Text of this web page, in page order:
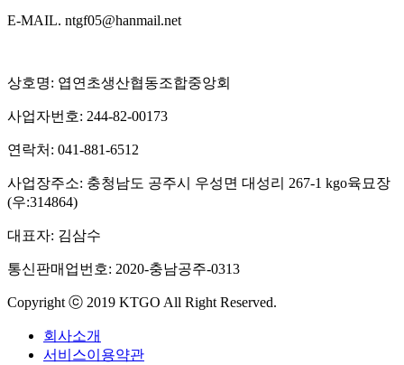
E-MAIL. ntgf05@hanmail.net
상호명: 엽연초생산협동조합중앙회
사업자번호: 244-82-00173
연락처: 041-881-6512
사업장주소: 충청남도 공주시 우성면 대성리 267-1 kgo육묘장
(우:314864)
대표자: 김삼수
통신판매업번호: 2020-충남공주-0313
Copyright ⓒ 2019 KTGO All Right Reserved.
회사소개
서비스이용약관